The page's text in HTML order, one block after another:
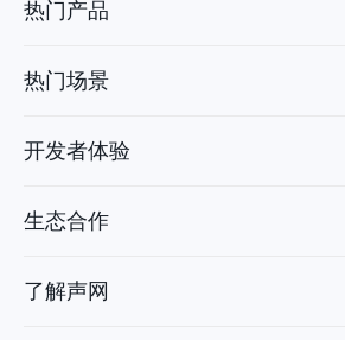
热门产品
热门场景
开发者体验
生态合作
了解声网